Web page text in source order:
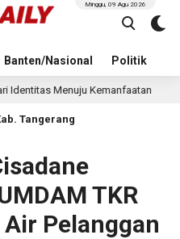
Banten/Nasional Politik
Minggu, 09 Agu 2026
Menuju Kemanfaatan 14 jam
Tangerang
TKR
Pelanggan